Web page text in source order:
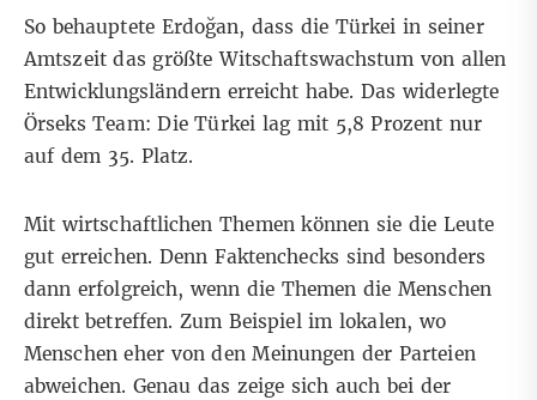
So behauptete Erdoğan, dass die Türkei in seiner
Amtszeit das größte Witschaftswachstum von allen
Entwicklungsländern erreicht habe. Daswiderlegte
Örseks Team: Die Türkei lag mit 5,8 Prozent nur
auf dem 35. Platz.
Mit wirtschaftlichen Themen können sie die Leute
gut erreichen. Denn Faktenchecks sind besonders
dann erfolgreich, wenn die Themen die Menschen
direkt betreffen. Zum Beispiel im lokalen, wo
Menschen eher von den Meinungen der Parteien
abweichen. Genau das zeige sich auch bei der